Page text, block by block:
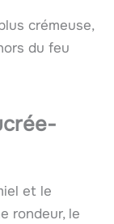
crémeuse,
du feu
et le
rondeur, le